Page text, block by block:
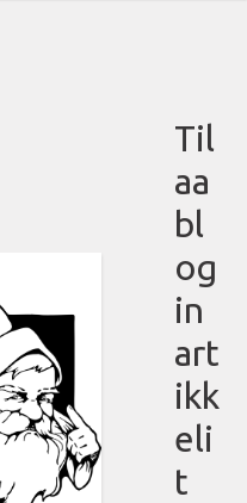
Til
aa
bl
og
in
art
ikk
eli
t